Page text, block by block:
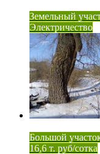
Земельный
Электричество
Большой
16,6 т. руб/сотка